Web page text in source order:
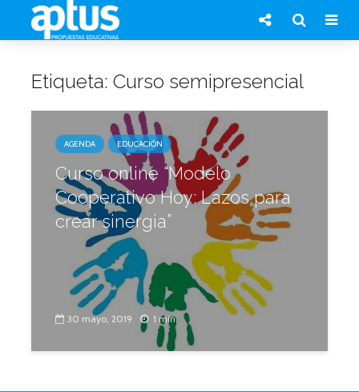
Etiqueta: Curso semipresencial
AGENDA EDUCACIÓN
Curso online “Modelo
Cooperativo Hoy: Lazos para
crear sinergia”
30 mayo, 2019 1 min.